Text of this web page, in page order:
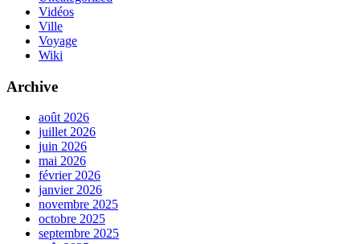
Vidéos
Ville
Voyage
Wiki
Archive
août 2026
juillet 2026
juin 2026
mai 2026
février 2026
janvier 2026
novembre 2025
octobre 2025
septembre 2025